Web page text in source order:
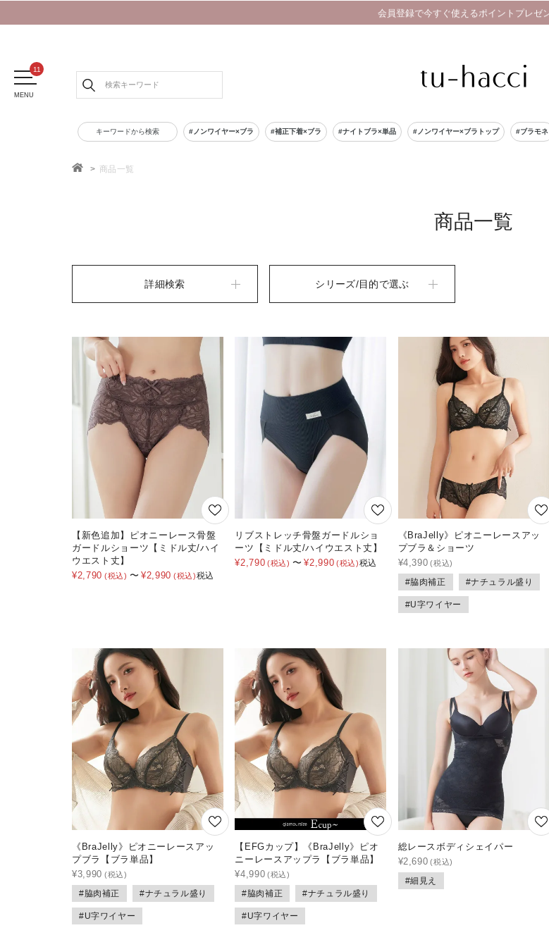
MENU
キーワードから検索 #ノンワイヤー×ブラ #補正下着×ブラ #ナイトブラ×単品 #ノンワイヤー×ブラトップ #ブラモネ
商品一覧
商品一覧
詳細検索 シリーズ/目的で選ぶ
【新色追加】ピオニーレース骨盤
ガードルショーツ【ミドル丈/ハイ
ウエスト丈】
¥2,790 〜 ¥2,990 税込
リブストレッチ骨盤ガードルショ
ーツ【ミドル丈/ハイウエスト丈】
¥2,790 〜 ¥2,990 税込
《BraJelly》ピオニーレースアッ
プブラ＆ショーツ
¥4,390
#脇肉補正 #ナチュラル盛り
#U字ワイヤー
《BraJelly》ピオニーレースアッ
プブラ【ブラ単品】
¥3,990
#脇肉補正 #ナチュラル盛り
#U字ワイヤー
【EFGカップ】《BraJelly》ピオ
ニーレースアップラ【ブラ単品】
¥4,990
#脇肉補正 #ナチュラル盛り
#U字ワイヤー
総レースボディシェイパー
¥2,690
#細見え